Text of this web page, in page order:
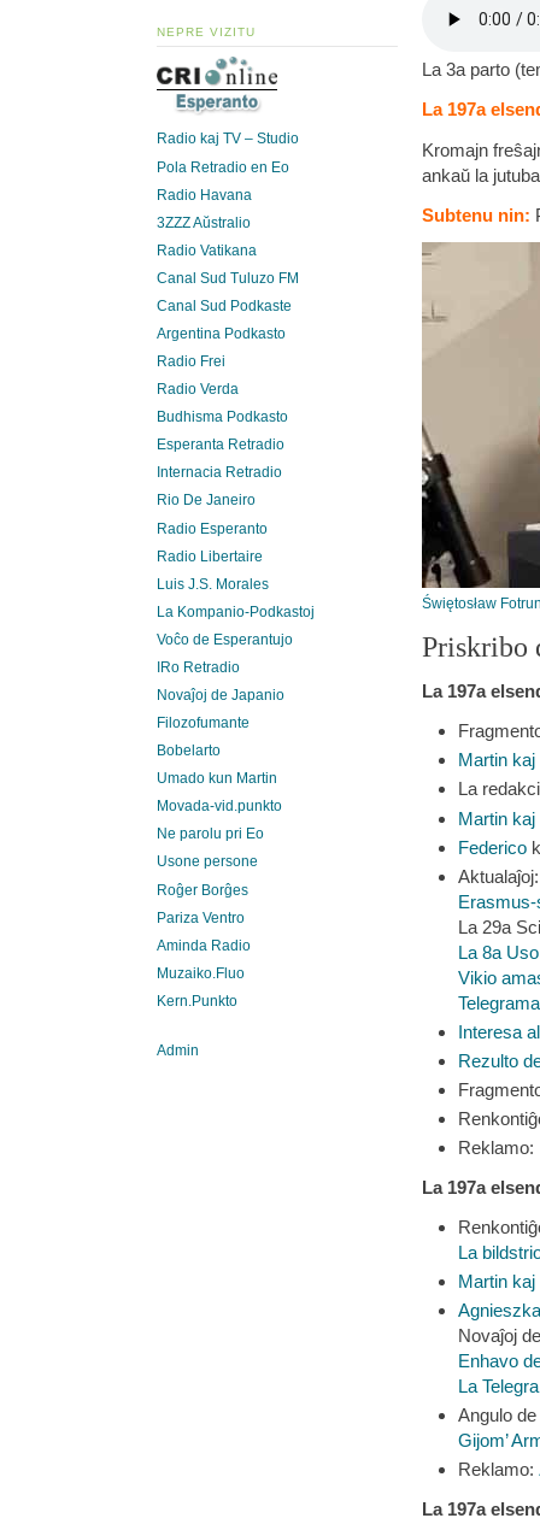
La 3a parto
La 197a
Kromajn
ankaŭ la
Subtenu nin:
Świętosław
Priskribo
La 197a
Martin kaj
La
Martin kaj
Federico
Aktualaĵoj:
Erasmus-
La 29a
La 8a
Vikio
Interesa
Rezulto
Reklamo:
La 197a
La
Martin kaj
Novaĵoj
Enhavo
La
Angulo de
Gijom’
Reklamo:
La 197a
NEPRE VIZITU
Radio kaj TV – Studio
Pola Retradio en Eo
Radio Havana
3ZZZ Aŭstralio
Radio Vatikana
Canal Sud Tuluzo FM
Canal Sud Podkaste
Argentina Podkasto
Radio Frei
Radio Verda
Budhisma Podkasto
Esperanta Retradio
Internacia Retradio
Rio De Janeiro
Radio Esperanto
Radio Libertaire
Luis J.S. Morales
La Kompanio-Podkastoj
Voĉo de Esperantujo
IRo Retradio
Novaĵoj de Japanio
Filozofumante
Bobelarto
Umado kun Martin
Movada-vid.punkto
Ne parolu pri Eo
Usone persone
Roĝer Borĝes
Pariza Ventro
Aminda Radio
Muzaiko.Fluo
Kern.Punkto
Admin